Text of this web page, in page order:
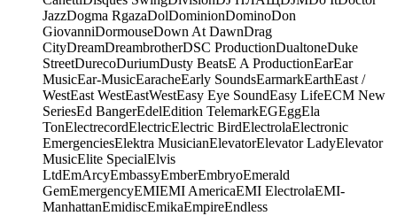
JazzDogma RgazaDolDominionDominoDon
GiovanniDormouseDown At DawnDrag
CityDreamDreambrotherDSC ProductionDualtoneDuke
StreetDurecoDuriumDusty BeatsE A ProductionEarEar
MusicEar-MusicEaracheEarly SoundsEarmarkEarthEast /
WestEast WestEastWestEasy Eye SoundEasy LifeECM New
SeriesEd BangerEdelEdition TelemarkEGEggEla
TonElectrecordElectricElectric BirdElectrolaElectronic
EmergenciesElektra MusicianElevatorElevator LadyElevator
MusicElite SpecialElvis
LtdEmArcyEmbassyEmberEmbryoEmerald
GemEmergencyEMIEMI AmericaEMI ElectrolaEMI-
ManhattanEmidiscEmikaEmpireEndless